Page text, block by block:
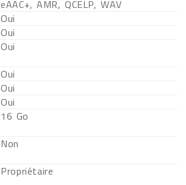
eAAC+, AMR, QCELP, WAV
Oui
Oui
Oui
Oui
Oui
Oui
16 Go
Non
Propriétaire